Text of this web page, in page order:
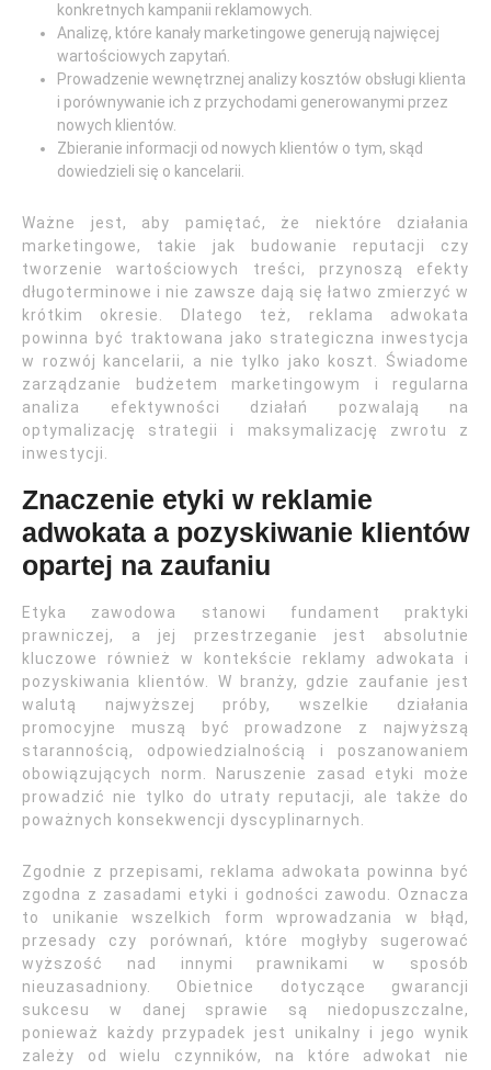
konkretnych kampanii reklamowych.
Analizę, które kanały marketingowe generują najwięcej
wartościowych zapytań.
Prowadzenie wewnętrznej analizy kosztów obsługi klienta
i porównywanie ich z przychodami generowanymi przez
nowych klientów.
Zbieranie informacji od nowych klientów o tym, skąd
dowiedzieli się o kancelarii.
Ważne jest, aby pamiętać, że niektóre działania
marketingowe, takie jak budowanie reputacji czy
tworzenie wartościowych treści, przynoszą efekty
długoterminowe i nie zawsze dają się łatwo zmierzyć w
krótkim okresie. Dlatego też, reklama adwokata
powinna być traktowana jako strategiczna inwestycja
w rozwój kancelarii, a nie tylko jako koszt. Świadome
zarządzanie budżetem marketingowym i regularna
analiza efektywności działań pozwalają na
optymalizację strategii i maksymalizację zwrotu z
inwestycji.
Znaczenie etyki w reklamie
adwokata a pozyskiwanie klientów
opartej na zaufaniu
Etyka zawodowa stanowi fundament praktyki
prawniczej, a jej przestrzeganie jest absolutnie
kluczowe również w kontekście reklamy adwokata i
pozyskiwania klientów. W branży, gdzie zaufanie jest
walutą najwyższej próby, wszelkie działania
promocyjne muszą być prowadzone z najwyższą
starannością, odpowiedzialnością i poszanowaniem
obowiązujących norm. Naruszenie zasad etyki może
prowadzić nie tylko do utraty reputacji, ale także do
poważnych konsekwencji dyscyplinarnych.
Zgodnie z przepisami, reklama adwokata powinna być
zgodna z zasadami etyki i godności zawodu. Oznacza
to unikanie wszelkich form wprowadzania w błąd,
przesady czy porównań, które mogłyby sugerować
wyższość nad innymi prawnikami w sposób
nieuzasadniony. Obietnice dotyczące gwarancji
sukcesu w danej sprawie są niedopuszczalne,
ponieważ każdy przypadek jest unikalny i jego wynik
zależy od wielu czynników, na które adwokat nie